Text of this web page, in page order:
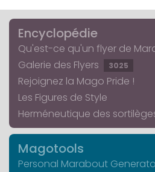
Encyclopédie
Qu'est-ce qu'un flyer de
Galerie des Flyers
3025
Rejoignez la Mago Pride !
Les Figures de Style
Herméneutique des
Magotools
Personal Marabout